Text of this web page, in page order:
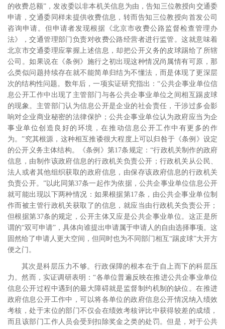
的收费总额”，发改委以非本机关信息为由，告知三位教授向交通委
申请，交通委同样未提供收费信息，转而告知三位教授向首发公司
咨询申请。但申请者发现根据《北京市收费公路监督检查管理办
法》，交通管理部门负责对收费公路经营者进行监管。这就意味着
北京市交通委理应掌握上述信息，却把公开义务的皮球踢给了所辖
公司。如果说在《条例》施行之初出现这种情况尚属情有可原，那
么类似问题持续存在就不能简单归结为不懂法，而是体现了更深层
次的结构性问题。数年后，一项实证研究指出：“公共企事业单位信
息公开工作中出现了主管部门与各公共企事业单位之间相互踢皮球
的现象。主管部门认为信息公开是企业的社会责任，干涉过多会影
响对企业商业秘密的法律保护；公共企事业单位认为政府应当为企
事业单位创造良好的环境，在推动信息公开工作中有更多的作
为。”究其根源，这种相互推诿很大程度上可以归咎于《条例》设定
的公开义务主体结构。《条例》第17条规定：“行政机关制作的政府
信息，由制作该政府信息的行政机关负责公开；行政机关从公民、
法人或者其他组织获取的政府信息，由保存该政府信息的行政机关
负责公开。”以此同第37条一起作为依据，公共企事业单位信息公开
就可能出现以下两种情况：如果根据第17条，由公共企事业单位制
作而被主管行政机关获取了的信息，就应当由行政机关负责公开；
但根据第37条的规定，公开主体又应是公共企事业单位。这正是所
谓的“双可申请”，具体向谁提出申请属于申请人的自由选择事项。 这
固然给了申请人更大空间，但同时也为不同部门相互“踢皮球”大开方
便之门。
其次是科层压力不够。行政保障的根本在于自上而下的科层压
力。然而，实证调研表明：“各单位普遍反映在推进公共企事业单位
信息公开过程中遇到的最大障碍就是监督制约机制的缺位。在推进
政府信息公开工作中，可以将各单位的政府信息公开情况纳入绩效
考核，处于末位的部门不仅会在绩效考核评比中获得较差的成绩，
而且该部门工作人员会受到扣除奖金之类的处罚。但是，对于公共